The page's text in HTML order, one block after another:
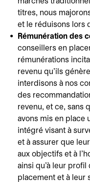
titres, nous
et le réduisons lors
Rémunération des
conseillers en
rémunérations
revenu qu'ils
interdisons à nos
des
revenu, et ce, sans
avons mis en place
intégré visant à
et à assurer que
aux objectifs et à
ainsi qu'à leur profil
placement et à leur